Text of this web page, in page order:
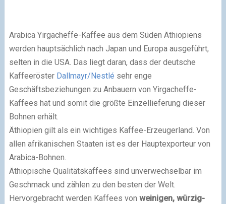
Arabica Yirgacheffe-Kaffee aus dem Süden Äthiopiens
werden hauptsächlich nach Japan und Europa ausgeführt,
selten in die USA. Das liegt daran, dass der deutsche
Kaffeeröster Dallmayr/Nestlé sehr enge
Geschäftsbeziehungen zu Anbauern von Yirgacheffe-
Kaffees hat und somit die größte Einzellieferung dieser
Bohnen erhält.
Äthiopien gilt als ein wichtiges Kaffee-Erzeugerland. Von
allen afrikanischen Staaten ist es der Hauptexporteur von
Arabica-Bohnen.
Äthiopische Qualitätskaffees sind unverwechselbar im
Geschmack und zählen zu den besten der Welt.
Hervorgebracht werden Kaffees von weinigen, würzig-